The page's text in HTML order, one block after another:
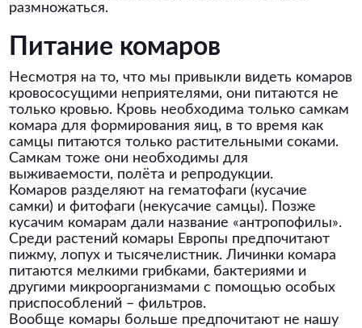
размножаться.
Питание комаров
Несмотря на то, что мы привыкли видеть комаров
кровососущими неприятелями, они питаются не
только кровью. Кровь необходима только самкам
комара для формирования яиц, в то время как
самцы питаются только растительными соками.
Самкам тоже они необходимы для
выживаемости, полёта и репродукции.
Комаров разделяют на гематофаги (кусачие
самки) и фитофаги (некусачие самцы). Позже
кусачим комарам дали название «антропофилы».
Среди растений комары Европы предпочитают
пижму, лопух и тысячелистник. Личинки комара
питаются мелкими грибками, бактериями и
другими микроорганизмами с помощью особых
приспособлений – фильтров.
Вообще комары больше предпочитают не нашу